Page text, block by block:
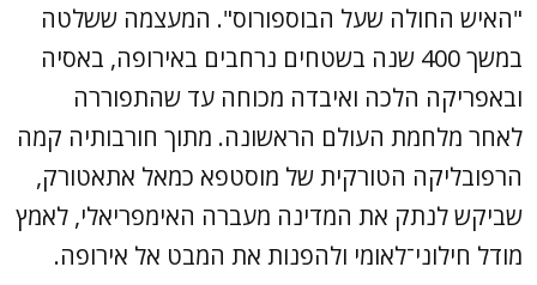
"האיש החולה שעל הבוספורוס". המעצמה ששלטה
במשך 400 שנה בשטחים נרחבים באירופה, באסיה
ובאפריקה הלכה ואיבדה מכוחה עד שהתפוררה
לאחר מלחמת העולם הראשונה. מתוך חורבותיה קמה
הרפובליקה הטורקית של מוסטפא כמאל אתאטורק,
שביקש לנתק את המדינה מעברה האימפריאלי, לאמץ
מודל חילוני־לאומי ולהפנות את המבט אל אירופה.